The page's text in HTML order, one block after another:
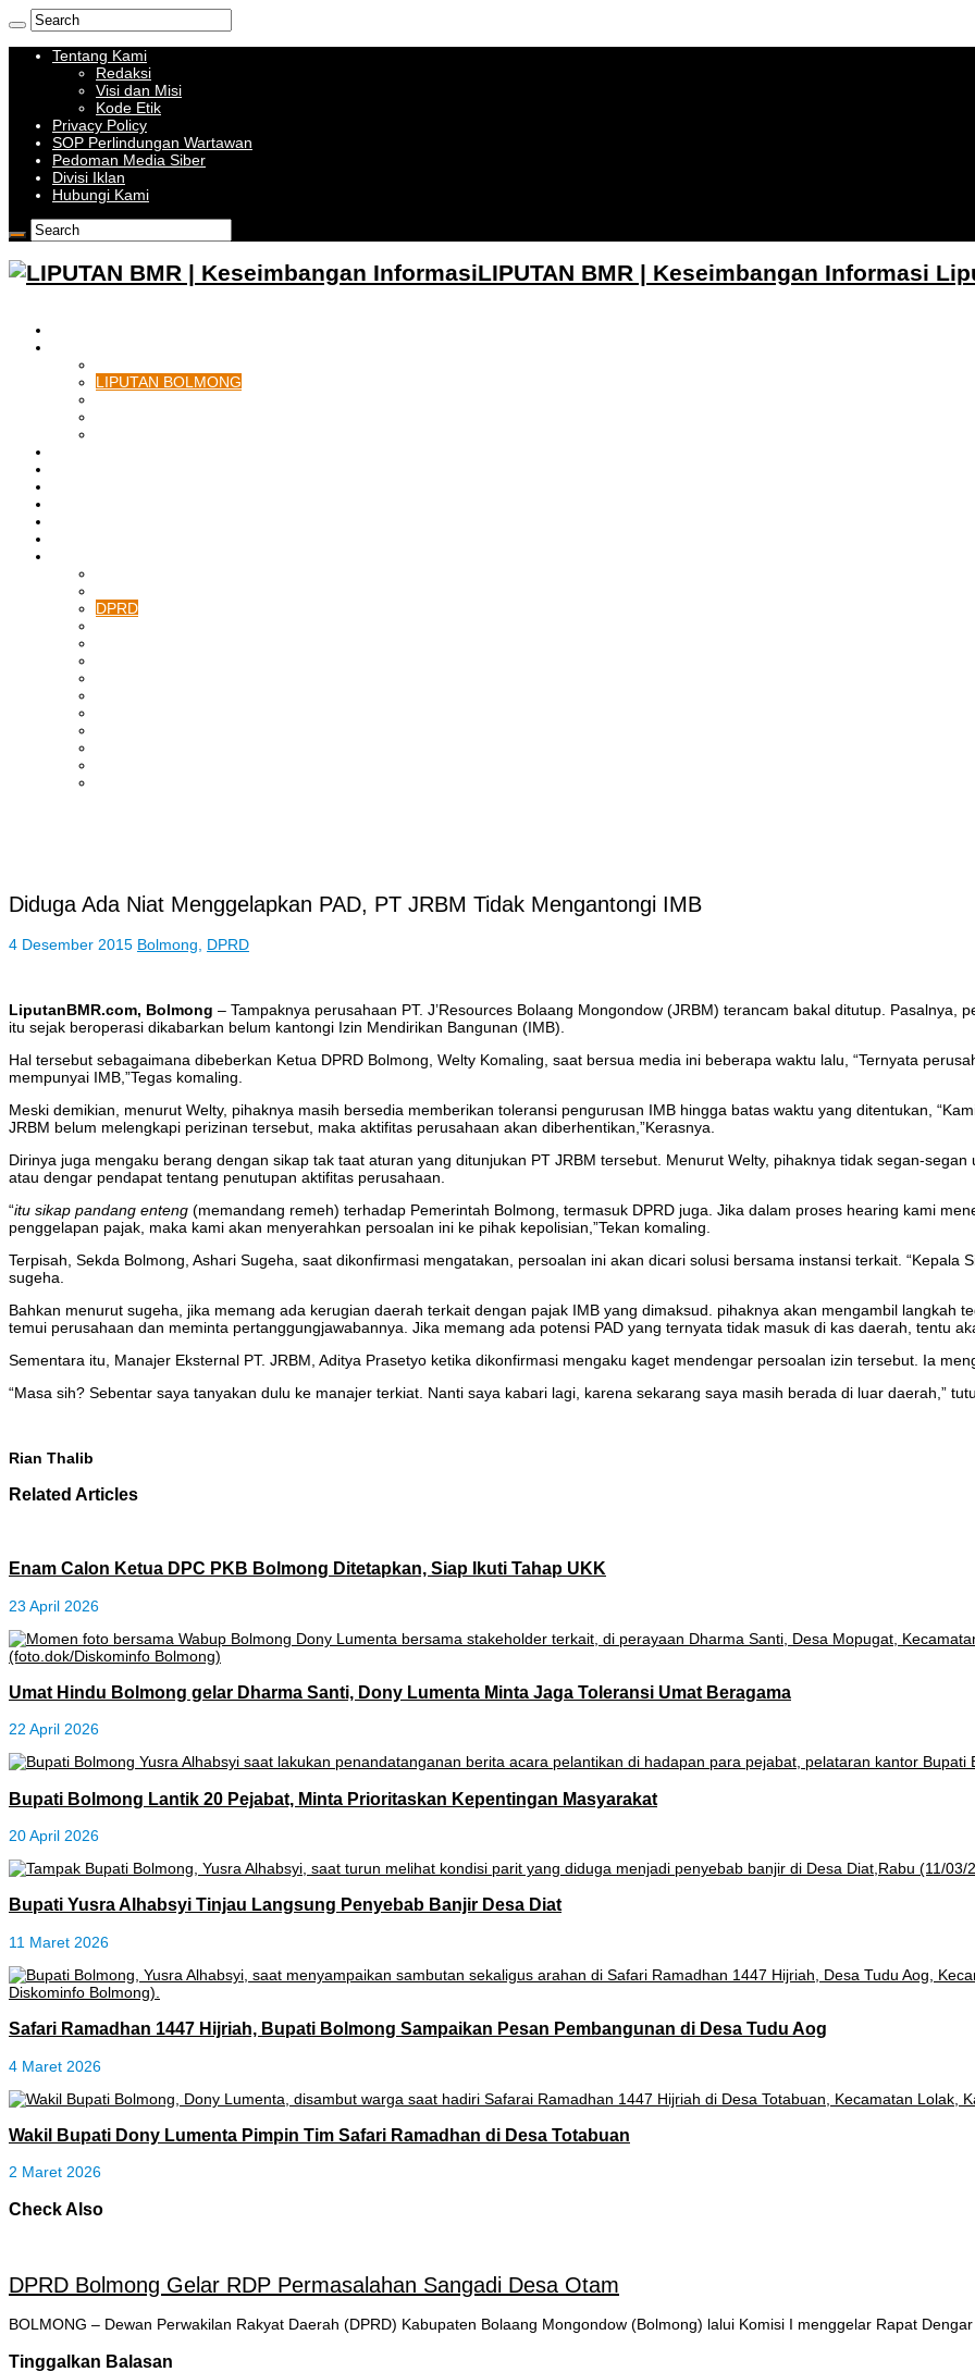
Tentang Kami
Redaksi
Visi dan Misi
Kode Etik
Privacy Policy
SOP Perlindungan Wartawan
Pedoman Media Siber
Divisi Iklan
Hubungi Kami
LIPUTAN BMR | Keseimbangan Informasi
LIPUTAN BOLMONG
DPRD
Diduga Ada Niat Menggelapkan PAD, PT JRBM Tidak Mengantongi IMB
4 Desember 2015 Bolmong DPRD
LiputanBMR.com, Bolmong – Tampaknya perusahaan PT. J’Resources Bolaang Mongondow (JRBM) terancam bakal ditutup.
itu sejak beroperasi dikabarkan belum kantongi Izin Mendirikan Bangunan (IMB).
Hal tersebut sebagaimana dibeberkan Ketua DPRD Bolmong, Welty Komaling, saat bersua media ini beberapa waktu lalu, “Ternyata
mempunyai IMB,”Tegas komaling.
Meski demikian, menurut Welty, pihaknya masih bersedia memberikan toleransi pengurusan IMB hingga batas waktu yang ditentukan,
JRBM belum melengkapi perizinan tersebut, maka aktifitas perusahaan akan diberhentikan,”Kerasnya.
Dirinya juga mengaku berang dengan sikap tak taat aturan yang ditunjukan PT JRBM tersebut. Menurut Welty, pihaknya tidak segan-
atau dengar pendapat tentang penutupan aktifitas perusahaan.
“itu sikap pandang enteng (memandang remeh) terhadap Pemerintah Bolmong, termasuk DPRD juga. Jika dalam proses hearing kami
penggelapan pajak, maka kami akan menyerahkan persoalan ini ke pihak kepolisian,”Tekan komaling.
Terpisah, Sekda Bolmong, Ashari Sugeha, saat dikonfirmasi mengatakan, persoalan ini akan dicari solusi bersama instansi terkait. “Kepala
sugeha.
Bahkan menurut sugeha, jika memang ada kerugian daerah terkait dengan pajak IMB yang dimaksud. pihaknya akan mengambil langkah
temui perusahaan dan meminta pertanggungjawabannya. Jika memang ada potensi PAD yang ternyata tidak masuk di kas daerah, tentu
Sementara itu, Manajer Eksternal PT. JRBM, Aditya Prasetyo ketika dikonfirmasi mengaku kaget mendengar persoalan izin tersebut. Ia
“Masa sih? Sebentar saya tanyakan dulu ke manajer terkiat. Nanti saya kabari lagi, karena sekarang saya masih berada di luar daerah,”
Rian Thalib
Related Articles
Enam Calon Ketua DPC PKB Bolmong Ditetapkan, Siap Ikuti Tahap UKK
23 April 2026
Umat Hindu Bolmong gelar Dharma Santi, Dony Lumenta Minta Jaga Toleransi Umat Beragama
22 April 2026
Bupati Bolmong Lantik 20 Pejabat, Minta Prioritaskan Kepentingan Masyarakat
20 April 2026
Bupati Yusra Alhabsyi Tinjau Langsung Penyebab Banjir Desa Diat
11 Maret 2026
Safari Ramadhan 1447 Hijriah, Bupati Bolmong Sampaikan Pesan Pembangunan di Desa Tudu Aog
4 Maret 2026
Wakil Bupati Dony Lumenta Pimpin Tim Safari Ramadhan di Desa Totabuan
2 Maret 2026
Check Also
DPRD Bolmong Gelar RDP Permasalahan Sangadi Desa Otam
BOLMONG – Dewan Perwakilan Rakyat Daerah (DPRD) Kabupaten Bolaang Mongondow (Bolmong) lalui Komisi I menggelar Rapat
Tinggalkan Balasan